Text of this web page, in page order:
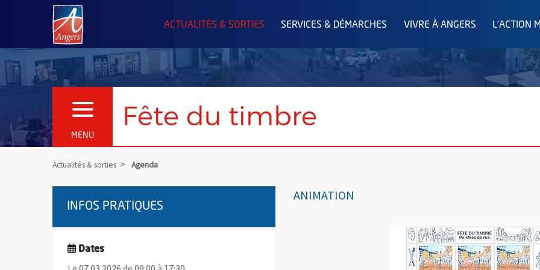
Angers.fr : Retour à l'accueil
ACTUALITÉS & SORTIES SERVICES & DÉMARCHES VIVRE À ANGERS L'ACTION
MENU
OUVRIR LE MENU Fête du timbre
Actualités & sorties Agenda
ANIMATION
INFOS PRATIQUES
Dates